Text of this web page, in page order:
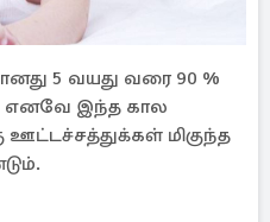
5 வயது வரை 90 %
எனவே இந்த கால
ஊட்டச்சத்துக்கள் மிகுந்த